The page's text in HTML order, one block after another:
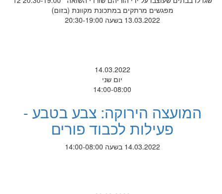
מפגשים מרתקים במתכונת מקוונת (בזום)
13.03.2022 בשעה 20:30-19:00
14.03.2022
יום שני
14:00-08:00
המועצה הירוקה: צבע בטבע -
פעילות לכבוד פורים
14.03.2022 בשעה 14:00-08:00